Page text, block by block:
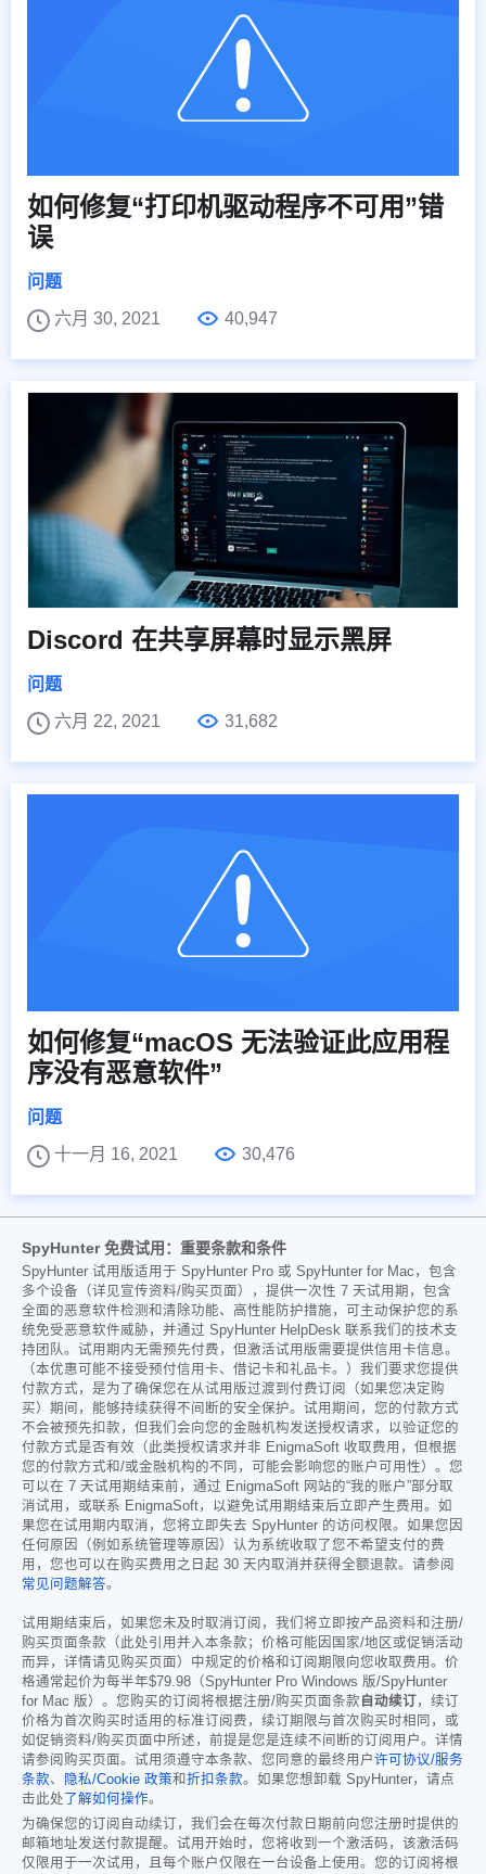
如何修复“打印机驱动程序不可用”错
误
问题
六月 30, 2021
40,947
Discord 在共享屏幕时显示黑屏
问题
六月 22, 2021
31,682
如何修复“macOS 无法验证此应用程
序没有恶意软件”
问题
十一月 16, 2021
30,476
SpyHunter 免费试用：重要条款和条件
SpyHunter 试用版适用于 SpyHunter Pro 或 SpyHunter for Mac，包含
多个设备（详见宣传资料/购买页面），提供一次性 7 天试用期，包含
全面的恶意软件检测和清除功能、高性能防护措施，可主动保护您的系
统免受恶意软件威胁，并通过 SpyHunter HelpDesk 联系我们的技术支
持团队。试用期内无需预先付费，但激活试用版需要提供信用卡信息。
（本优惠可能不接受预付信用卡、借记卡和礼品卡。）我们要求您提供
付款方式，是为了确保您在从试用版过渡到付费订阅（如果您决定购
买）期间，能够持续获得不间断的安全保护。试用期间，您的付款方式
不会被预先扣款，但我们会向您的金融机构发送授权请求，以验证您的
付款方式是否有效（此类授权请求并非 EnigmaSoft 收取费用，但根据
您的付款方式和/或金融机构的不同，可能会影响您的账户可用性）。您
可以在 7 天试用期结束前，通过 EnigmaSoft 网站的“我的账户”部分取
消试用，或联系 EnigmaSoft，以避免试用期结束后立即产生费用。如
果您在试用期内取消，您将立即失去 SpyHunter 的访问权限。如果您因
任何原因（例如系统管理等原因）认为系统收取了您不希望支付的费
用，您也可以在购买费用之日起 30 天内取消并获得全额退款。请参阅
常见问题解答。
试用期结束后，如果您未及时取消订阅，我们将立即按产品资料和注册/
购买页面条款（此处引用并入本条款；价格可能因国家/地区或促销活动
而异，详情请见购买页面）中规定的价格和订阅期限向您收取费用。价
格通常起价为每半年$79.98 （SpyHunter Pro Windows 版/SpyHunter
for Mac 版）。您购买的订阅将根据注册/购买页面条款 自动续订 ，续订
价格为首次购买时适用的标准订阅费，续订期限与首次购买时相同，或
如促销资料/购买页面中所述，前提是您是连续不间断的订阅用户。详情
请参阅购买页面。试用须遵守本条款、您同意的最终用户许可协议/服务
条款、 隐私/Cookie 政策和折扣条款。如果您想卸载 SpyHunter，请点
击此处 了解如何操作。
为确保您的订阅自动续订，我们会在每次付款日期前向您注册时提供的
邮箱地址发送付款提醒。试用开始时，您将收到一个激活码，该激活码
仅限用于一次试用，且每个账户仅限在一台设备上使用。您的订阅将根